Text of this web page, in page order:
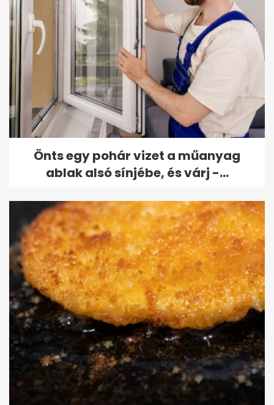
Önts egy pohár vizet a műanyag
ablak alsó sínjébe, és várj -...